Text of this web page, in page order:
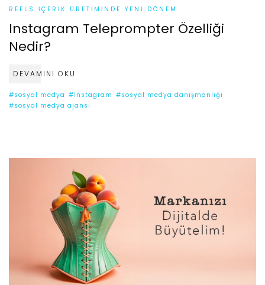
REELS İÇERIK ÜRETIMINDE YENI DÖNEM
Instagram Teleprompter Özelliği
Nedir?
DEVAMINI OKU
#sosyal medya #instagram #sosyal medya danışmanlığı
#sosyal medya ajansı